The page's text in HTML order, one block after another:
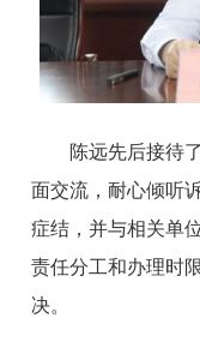
陈远先后接待
面交流，耐心倾听
症结，并与相关单
责任分工和办理时
决。